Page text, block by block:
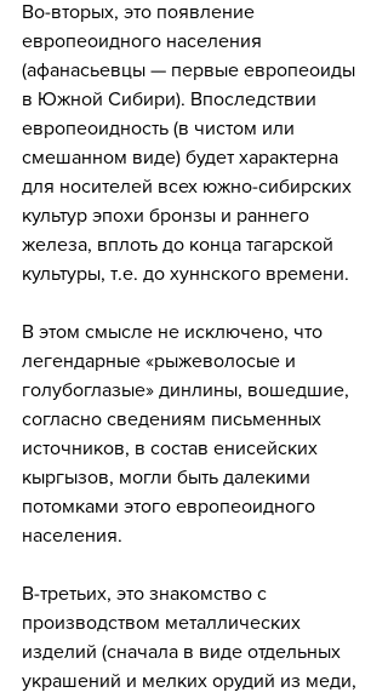
Во-вторых, это появление
европеоидного населения
(афанасьевцы — первые европеоиды
в Южной Сибири). Впоследствии
европеоидность (в чистом или
смешанном виде) будет характерна
для носителей всех южно-сибирских
культур эпохи бронзы и раннего
железа, вплоть до конца тагарской
культуры, т.е. до хуннского времени.
В этом смысле не исключено, что
легендарные «рыжеволосые и
голубоглазые» динлины, вошедшие,
согласно сведениям письменных
источников, в состав енисейских
кыргызов, могли быть далекими
потомками этого европеоидного
населения.
В-третьих, это знакомство с
производством металлических
изделий (сначала в виде отдельных
украшений и мелких орудий из меди,